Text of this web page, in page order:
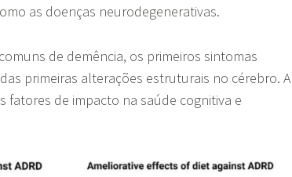
as doenças neurodegenerativas.
de demência, os primeiros sintomas
das primeiras alterações estruturais no cérebro. A
fatores de impacto na saúde cognitiva e